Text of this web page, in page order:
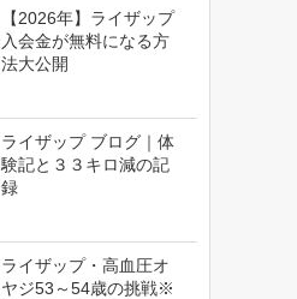
【2026年】ライザップ
入会金が無料になる方
法大公開
ライザップ ブログ｜体
験記と３３キロ減の記
録
ライザップ・高血圧オ
ヤジ53～54歳の挑戦※